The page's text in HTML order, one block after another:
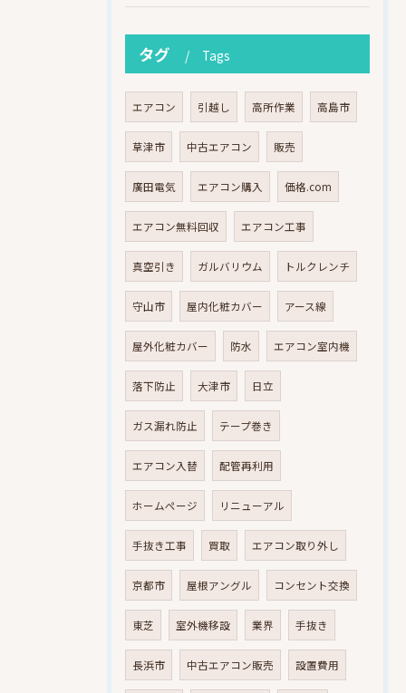
タグ Tags
エアコン 引越し 高所作業 高島市
草津市 中古エアコン 販売
廣田電気 エアコン購入 価格.com
エアコン無料回収 エアコン工事
真空引き ガルバリウム トルクレンチ
守山市 屋内化粧カバー アース線
屋外化粧カバー 防水 エアコン室内機
落下防止 大津市 日立
ガス漏れ防止 テープ巻き
エアコン入替 配管再利用
ホームページ リニューアル
手抜き工事 買取 エアコン取り外し
京都市 屋根アングル コンセント交換
東芝 室外機移設 業界 手抜き
長浜市 中古エアコン販売 設置費用